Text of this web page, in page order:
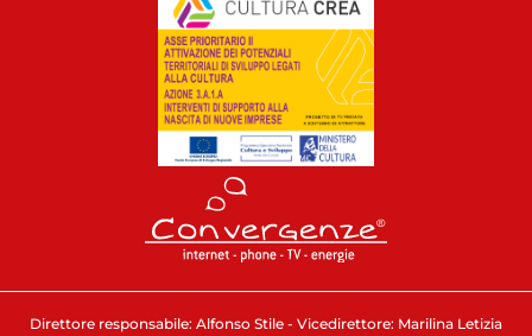
Direttore responsabile: Alfonso Stile - Vicedirettore: Marilina Letizia